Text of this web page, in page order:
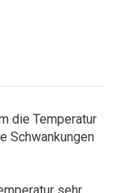
die Temperatur
Schwankungen